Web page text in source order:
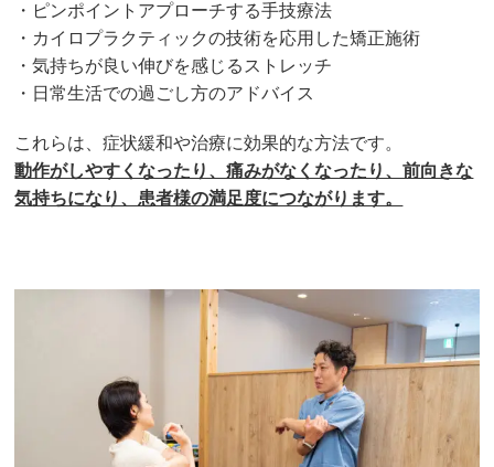
・ピンポイントアプローチする手技療法
・カイロプラクティックの技術を応用した矯正施術
・気持ちが良い伸びを感じるストレッチ
・日常生活での過ごし方のアドバイス
これらは、症状緩和や治療に効果的な方法です。
動作がしやすくなったり、痛みがなくなったり、前向きな
気持ちになり、患者様の満足度につながります。